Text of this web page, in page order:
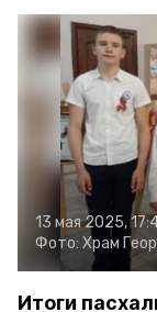
13 мая 2025,
Фото: Храм
Итоги